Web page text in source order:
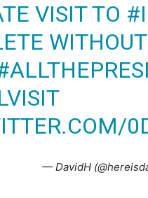
VISIT TO
— DavidH